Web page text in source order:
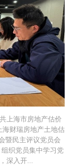
上海市房地产估价
财瑞房地产土地估
暨民主评议党员会
织党员集中学习党
深入开...